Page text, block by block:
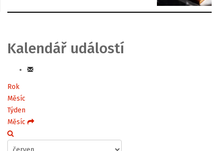
Kalendář událostí
Rok
Měsíc
Týden
Měsíc